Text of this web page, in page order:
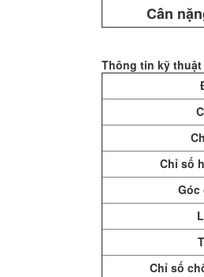
Cân
Thông tin kỹ thuật
Chỉ số
Góc
Chỉ số